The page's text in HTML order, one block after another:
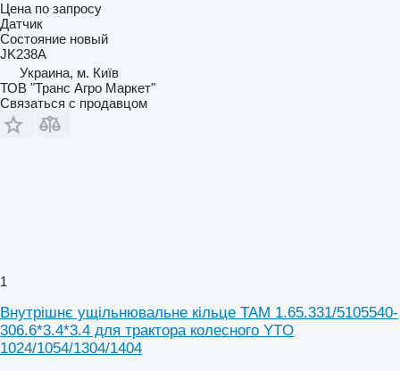
Цена по запросу
Датчик
Состояние новый
JK238A
Украина, м. Київ
ТОВ "Транс Агро Маркет"
Связаться с продавцом
1
Внутрішнє ущільнювальне кільце TAM 1.65.331/5105540-
306.6*3.4*3.4 для трактора колесного YTO
1024/1054/1304/1404